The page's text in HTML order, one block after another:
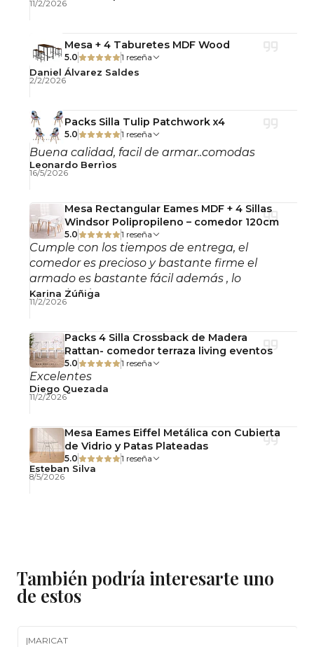
para ayudar a conservar su apariencia y textura.
silla living, silla cafetería, silla recepción, silla
tapizada beige gold
11/2/2026
Mesa + 4 Taburetes MDF Wood
5.0 1 reseña
Daniel Álvarez Saldes
2/2/2026
Packs Silla Tulip Patchwork x4
5.0 1 reseña
Buena calidad, facil de armar..comodas
Leonardo Berrìos
16/5/2026
Mesa Rectangular Eames MDF + 4 Sillas
Windsor Polipropileno – comedor 120cm
5.0 1 reseña
Cumple con los tiempos de entrega, el
comedor es precioso y bastante firme el
armado es bastante fácil además , lo
recomiendo!
Karina Zúñiga
11/2/2026
Packs 4 Silla Crossback de Madera
Rattan- comedor terraza living eventos
5.0 1 reseña
Excelentes
Diego Quezada
11/2/2026
Mesa Eames Eiffel Metálica con Cubierta
de Vidrio y Patas Plateadas
5.0 1 reseña
Esteban Silva
8/5/2026
También podría interesarte uno
de estos
|MARICAT